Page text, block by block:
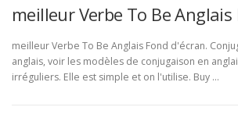
meilleur Verbe To Be Anglais
meilleur Verbe To Be Anglais Fond d'écran.
anglais, voir les modèles de conjugaison en
irréguliers. Elle est simple et on l'utilise. Buy …